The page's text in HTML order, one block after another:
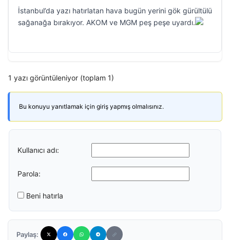
İstanbul’da yazı hatırlatan hava bugün yerini gök gürültülü
sağanağa bırakıyor. AKOM ve MGM peş peşe uyardı.
1 yazı görüntüleniyor (toplam 1)
Bu konuyu yanıtlamak için giriş yapmış olmalısınız.
Kullanıcı adı:
Parola:
Beni hatırla
Paylaş: